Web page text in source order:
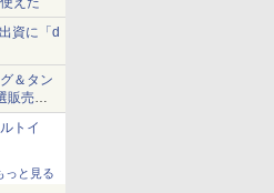
資に「d
＆タン
販売の
トイ
っと見る
本
新品 SSD 1TB 15.6型 液晶 テ
ンキー搭載 Webカメラ内蔵
Bluetooth 初期設定済み 届
いてすぐ使える Windows11
Pro 64bit 送料無料 半年保証
付 厳選中古パソコン
￥59,800
ニター付き 23.8型
証 高性能 配信 動画編
者 一式 ゲーミング
ップパソコン